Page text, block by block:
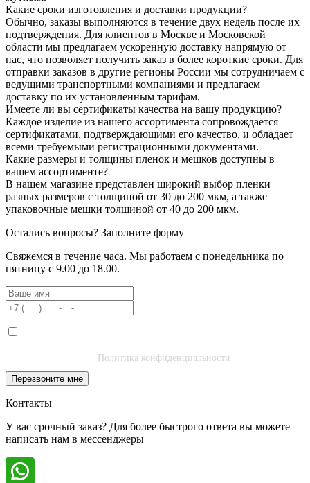
Какие сроки изготовления и доставки продукции?
Обычно, заказы выполняются в течение двух недель после их
подтверждения. Для клиентов в Москве и Московской
области мы предлагаем ускоренную доставку напрямую от
нас, что позволяет получить заказ в более короткие сроки. Для
отправки заказов в другие регионы России мы сотрудничаем с
ведущими транспортными компаниями и предлагаем
доставку по их установленным тарифам.
Имеете ли вы сертификаты качества на вашу продукцию?
Каждое изделие из нашего ассортимента сопровождается
сертификатами, подтверждающими его качество, и обладает
всеми требуемыми регистрационными документами.
Какие размеры и толщины пленок и мешков доступны в
вашем ассортименте?
В нашем магазине представлен широкий выбор пленки
разных размеров с толщиной от 30 до 200 мкм, а также
упаковочные мешки толщиной от 40 до 200 мкм.
Остались вопросы? Заполните форму
Свяжемся в течение часа. Мы работаем с понедельника по
пятницу с 9.00 до 18.00.
Политика конфиденциальности
Перезвоните мне
Контакты
У вас срочный заказ? Для более быстрого ответа вы можете
написать нам в мессенджеры